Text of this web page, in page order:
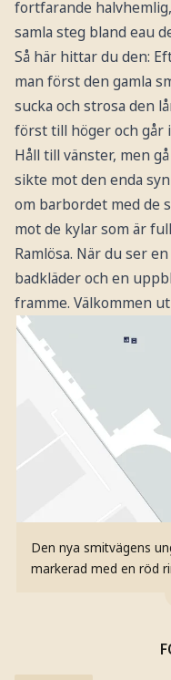
fortfarande
samla steg bland eau
Så här hittar du den:
man först den gamla
sucka och strosa den
först till höger och går
Håll till vänster, men
sikte mot den enda
om barbordet med de
mot de kylar som är
Ramlösa. När du ser
badkläder och en
framme. Välkommen
Den nya smitvägens
markerad med en röd